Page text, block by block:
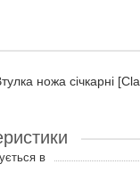
ножа січкарні
в